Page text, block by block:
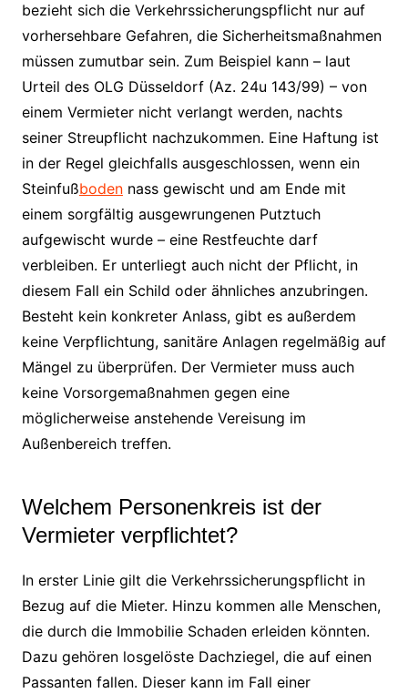
bezieht sich die Verkehrssicherungspflicht nur auf
vorhersehbare Gefahren, die Sicherheitsmaßnahmen
müssen zumutbar sein. Zum Beispiel kann – laut
Urteil des OLG Düsseldorf (Az. 24u 143/99) – von
einem Vermieter nicht verlangt werden, nachts
seiner Streupflicht nachzukommen. Eine Haftung ist
in der Regel gleichfalls ausgeschlossen, wenn ein
Steinfußbodennass gewischt und am Ende mit
einem sorgfältig ausgewrungenen Putztuch
aufgewischt wurde – eine Restfeuchte darf
verbleiben. Er unterliegt auch nicht der Pflicht, in
diesem Fall ein Schild oder ähnliches anzubringen.
Besteht kein konkreter Anlass, gibt es außerdem
keine Verpflichtung, sanitäre Anlagen regelmäßig auf
Mängel zu überprüfen. Der Vermieter muss auch
keine Vorsorgemaßnahmen gegen eine
möglicherweise anstehende Vereisung im
Außenbereich treffen.
Welchem Personenkreis ist der
Vermieter verpflichtet?
In erster Linie gilt die Verkehrssicherungspflicht in
Bezug auf die Mieter. Hinzu kommen alle Menschen,
die durch die Immobilie Schaden erleiden könnten.
Dazu gehören losgelöste Dachziegel, die auf einen
Passanten fallen. Dieser kann im Fall einer